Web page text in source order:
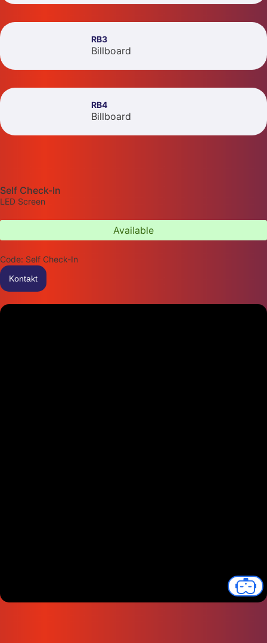
RB3
Billboard
RB4
Billboard
Self Check-In
LED Screen
Available
Code: Self Check-In
Kontakt